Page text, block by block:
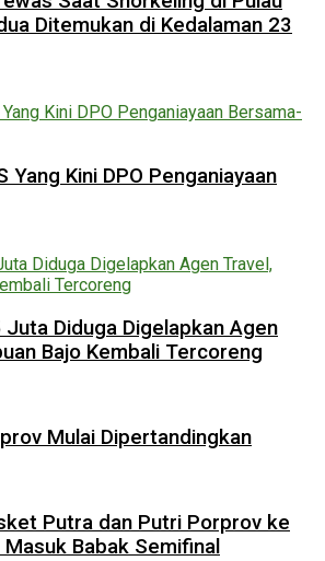
Ditemukan di Kedalaman 23
Yang Kini DPO Penganiayaan
Juta Diduga Digelapkan Agen
Bajo Kembali Tercoreng
Mulai Dipertandingkan
Putra dan Putri Porprov ke
Babak Semifinal